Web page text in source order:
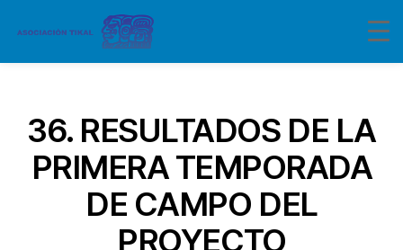
36. RESULTADOS DE LA
PRIMERA TEMPORADA
DE CAMPO DEL
PROYECTO